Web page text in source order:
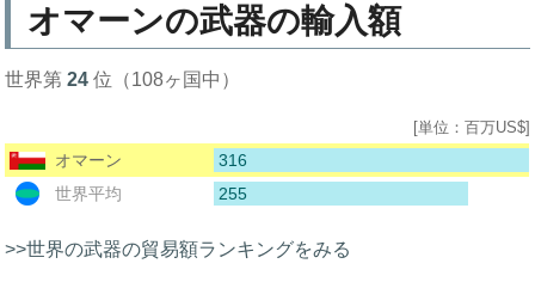
オマーンの武器の輸入額
世界第24 位（108ヶ国中）
[単位：百万US$]
オマーン
316
世界平均
255
>>世界の武器の貿易額ランキングをみる